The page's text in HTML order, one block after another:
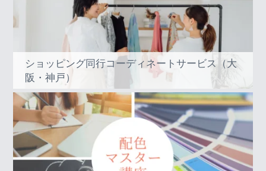
ショッピング同行コーディネートサービス（大
阪・神戸）